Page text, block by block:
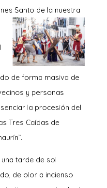
Santo de la nuestra
de forma masiva de
y personas
la procesión del
Tres Caídas de
una tarde de sol
de olor a incienso